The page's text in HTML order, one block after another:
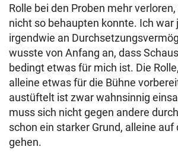
Rolle bei den Proben mehr
nicht so behaupten konnte. Ich war
irgendwie an
wusste von Anfang an, dass
bedingt etwas für mich ist. Die
alleine etwas für die Bühne
austüftelt ist zwar wahnsinnig
muss sich nicht gegen andere
schon ein starker Grund, alleine auf
gehen.